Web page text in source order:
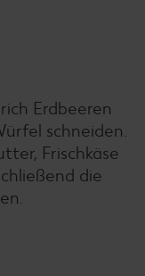
Erdbeeren
schneiden.
Frischkäse
die